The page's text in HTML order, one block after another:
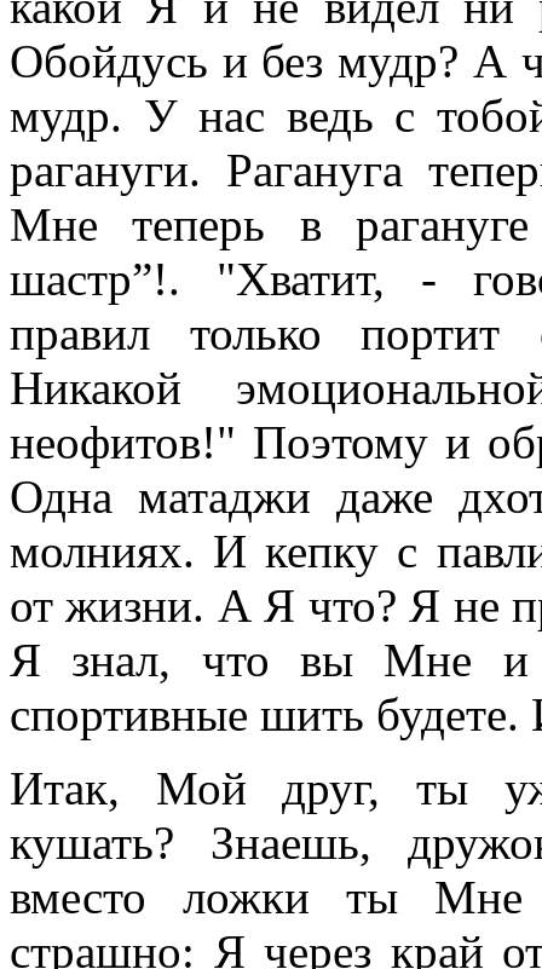
Обойдусь и без мудр? А
мудр. У нас ведь с
рагануги. Рагануга
Мне теперь в
шастр”!. "Хватит, -
правил только портит
Никакой
неофитов!" Поэтому и
Одна матаджи даже
молниях. И кепку с
от жизни. А Я что? Я не
Я знал, что вы Мне и
спортивные шить
Итак, Мой друг, ты
кушать? Знаешь,
вместо ложки ты Мне
страшно: Я через край